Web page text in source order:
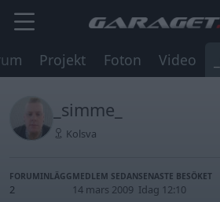
Projekt Foton Video
_simme_
Kolsva
FORUMINLÄGG
2
MEDLEM SEDAN
14 mars 2009
SENASTE BESÖKET
Idag 12:10